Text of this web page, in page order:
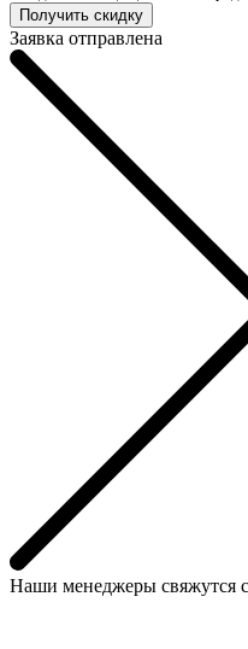
Заявка отправлена
Наши менеджеры свяжутся